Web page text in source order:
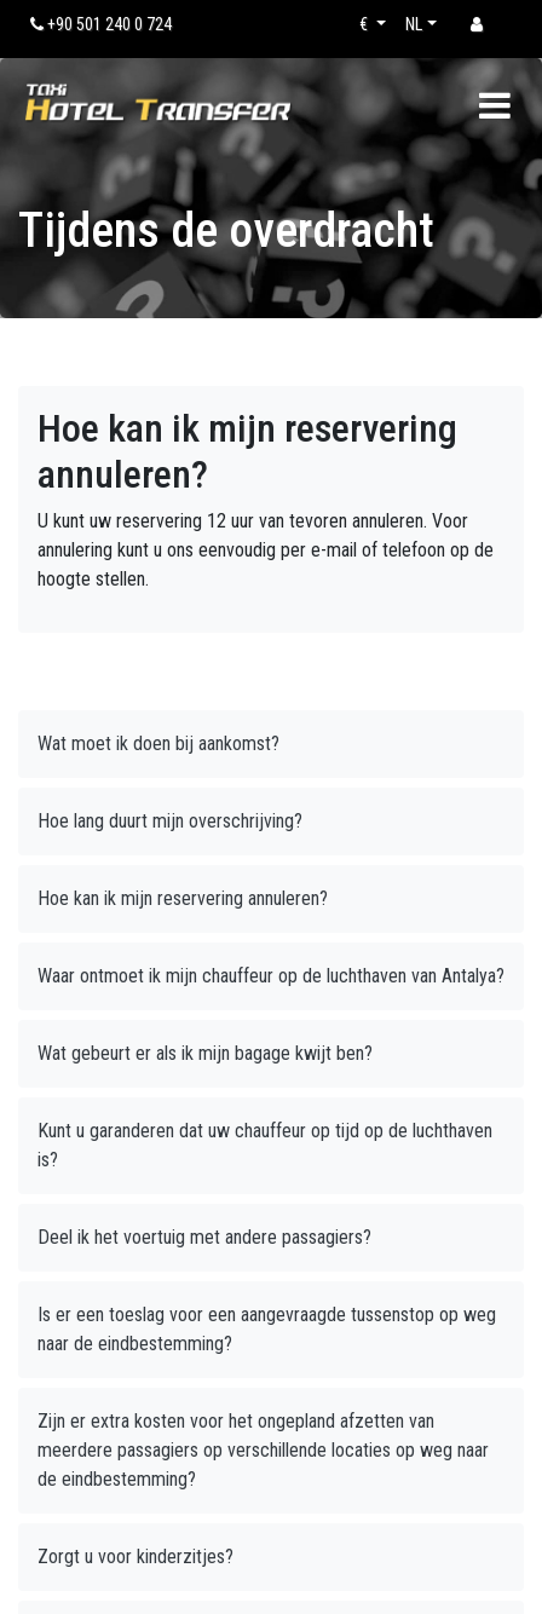
+90 501 240 0 724 NL
€
Tijdens de overdracht
Hoe kan ik mijn reservering
annuleren?
U kunt uw reservering 12 uur van tevoren annuleren. Voor
annulering kunt u ons eenvoudig per e-mail of telefoon op de
hoogte stellen.
Wat moet ik doen bij aankomst?
Hoe lang duurt mijn overschrijving?
Hoe kan ik mijn reservering annuleren?
Waar ontmoet ik mijn chauffeur op de luchthaven van Antalya?
Wat gebeurt er als ik mijn bagage kwijt ben?
Kunt u garanderen dat uw chauffeur op tijd op de luchthaven
is?
Deel ik het voertuig met andere passagiers?
Is er een toeslag voor een aangevraagde tussenstop op weg
naar de eindbestemming?
Zijn er extra kosten voor het ongepland afzetten van
meerdere passagiers op verschillende locaties op weg naar
de eindbestemming?
Zorgt u voor kinderzitjes?